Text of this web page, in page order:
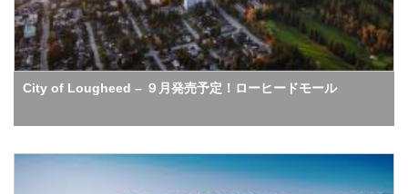
City of Lougheed – ９月発売予定！ローヒードモール